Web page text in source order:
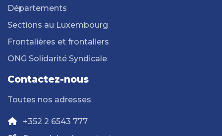
Départements
Sections au Luxembourg
Frontalières et frontaliers
ONG Solidarité Syndicale
Contactez-nous
Toutes nos adresses
+352 2 6543 777